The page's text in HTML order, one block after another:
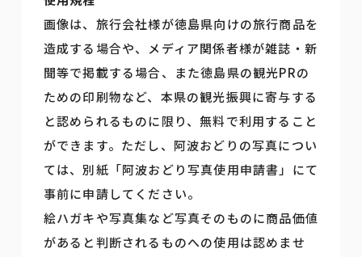
画像は、旅行会社様が徳島県向けの旅行商品を
造成する場合や、メディア関係者様が雑誌・新
聞等で掲載する場合、また徳島県の観光PRの
ための印刷物など、本県の観光振興に寄与する
と認められるものに限り、無料で利用すること
ができます。ただし、阿波おどりの写真につい
ては、別紙「阿波おどり写真使用申請書」にて
事前に申請してください。
絵ハガキや写真集など写真そのものに商品価値
があると判断されるものへの使用は認めませ